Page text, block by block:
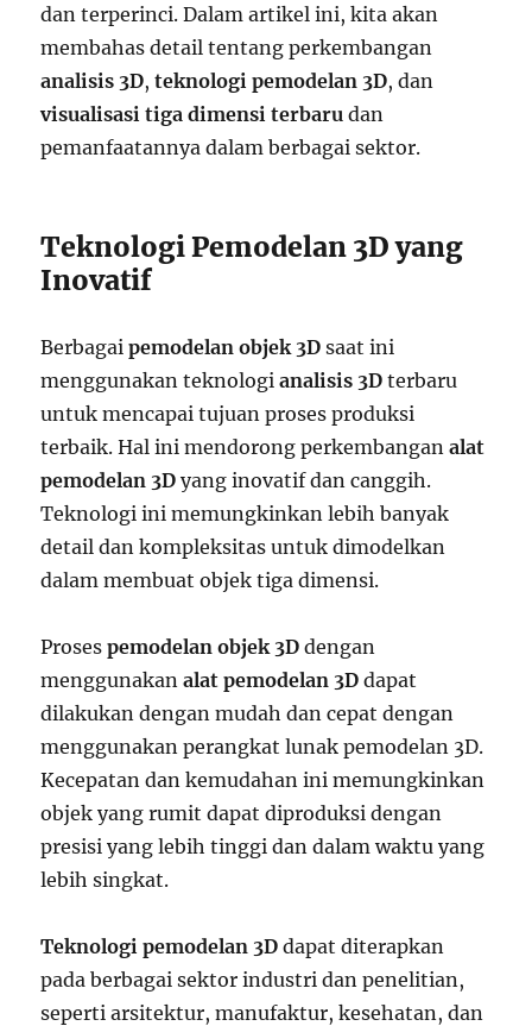
dan terperinci. Dalam artikel ini, kita akan
membahas detail tentang perkembangan
analisis 3D,teknologi pemodelan 3D, dan
visualisasi tiga dimensi terbaru dan
pemanfaatannya dalam berbagai sektor.
Teknologi Pemodelan 3D yang
Inovatif
Berbagaipemodelan objek 3D saat ini
menggunakan teknologianalisis 3D terbaru
untuk mencapai tujuan proses produksi
terbaik. Hal ini mendorong perkembanganalat
pemodelan 3D yang inovatif dan canggih.
Teknologi ini memungkinkan lebih banyak
detail dan kompleksitas untuk dimodelkan
dalam membuat objek tiga dimensi.
Prosespemodelan objek 3D dengan
menggunakanalat pemodelan 3D dapat
dilakukan dengan mudah dan cepat dengan
menggunakan perangkat lunak pemodelan 3D.
Kecepatan dan kemudahan ini memungkinkan
objek yang rumit dapat diproduksi dengan
presisi yang lebih tinggi dan dalam waktu yang
lebih singkat.
Teknologi pemodelan 3D dapat diterapkan
pada berbagai sektor industri dan penelitian,
seperti arsitektur, manufaktur, kesehatan, dan